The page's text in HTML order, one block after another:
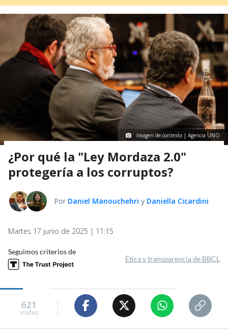
Imagen de contexto | Agencia UNO
¿Por qué la "Ley Mordaza 2.0"
protegería a los corruptos?
Por Daniel Manouchehri y Daniella Cicardini
Martes 17 junio de 2025 | 11:15
Seguimos criterios de
Ética y transparencia de BBCL
621
visitas